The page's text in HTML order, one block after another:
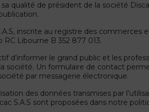
qualité de président de la société
inscrite au registre des commerces
Libourne B 352 877 013.
d’informer le grand public et les
société. Un formulaire de contact
par messagerie électronique.
des données transmises par
S.A.S sont proposées dans notre